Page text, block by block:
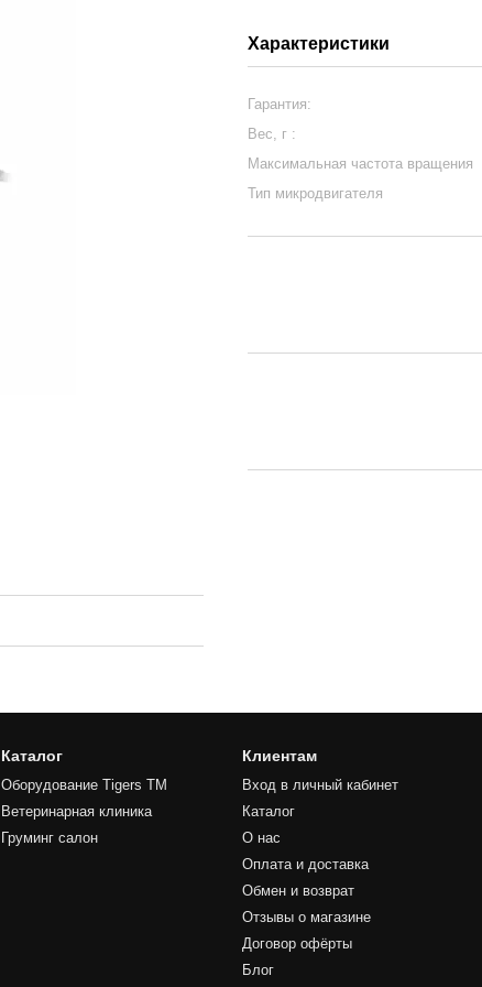
Характеристики
Гарантия:
Вес, г :
Максимальная частота вращения
Тип микродвигателя
Каталог
Оборудование Tigers TM
Ветеринарная клиника
Груминг салон
Клиентам
Вход в личный кабинет
Каталог
О нас
Оплата и доставка
Обмен и возврат
Отзывы о магазине
Договор офёрты
Блог